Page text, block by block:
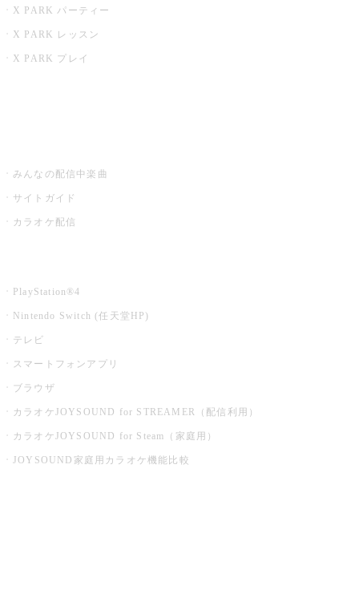
X PARK パーティー
X PARK レッスン
X PARK プレイ
みんなの配信中楽曲
サイトガイド
カラオケ配信
PlayStation®4
Nintendo Switch (任天堂HP)
テレビ
スマートフォンアプリ
ブラウザ
カラオケJOYSOUND for STREAMER（配信利用）
カラオケJOYSOUND for Steam（家庭用）
JOYSOUND家庭用カラオケ機能比較